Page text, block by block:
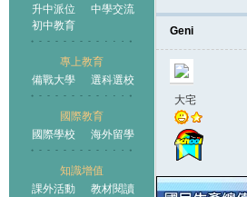
升中派位
中學交流
初中教育
專上教育
備戰大學
選科選校
國際教育
國際學校
海外留學
知識增值
課外活動
教材閱讀
Geni
大宅